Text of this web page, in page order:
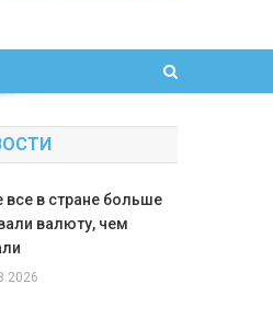
все в стране больше
валюту, чем